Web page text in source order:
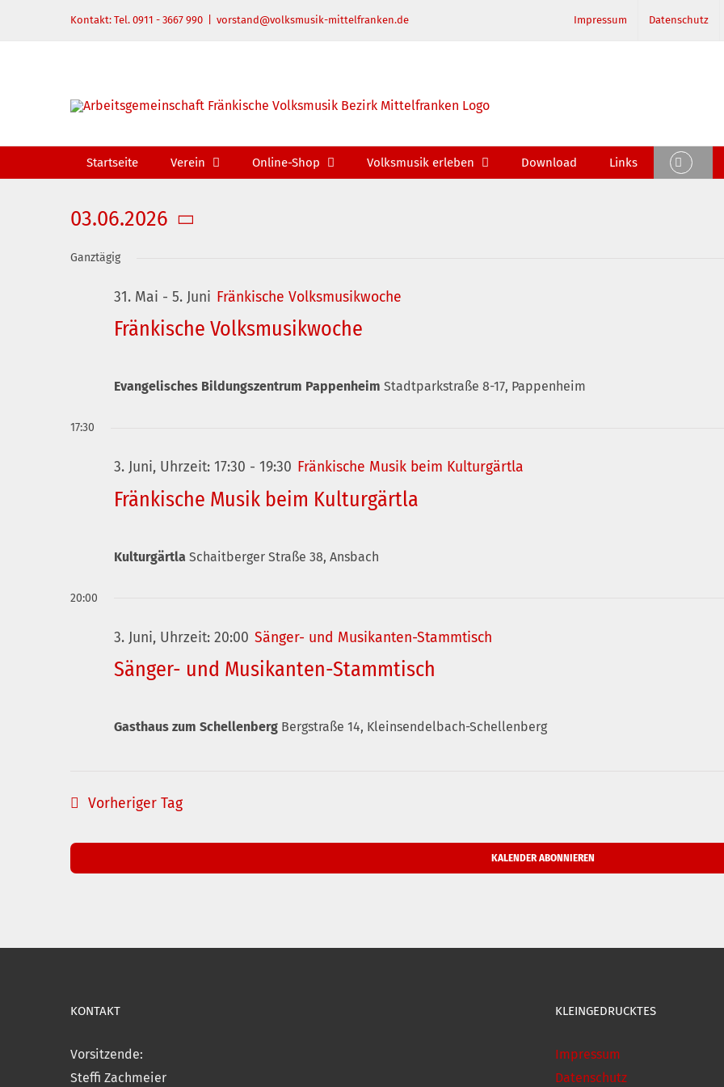
Kontakt: Tel. 0911 - 3667 990 vorstand@volksmusik-mittelfranken.de Impressum Datenschutz
Startseite Verein Online-Shop Volksmusik erleben Download Links
03.06.2026
wählen.
Ganztägig
Fränkische Volksmusikwoche
31. Mai - 5. Juni Fränkische Volksmusikwoche
Evangelisches Bildungszentrum Pappenheim Stadtparkstraße 8-17, Pappenheim
17:30
Fränkische Musik beim Kulturgärtla
3. Juni, Uhrzeit: 17:30 - 19:30 Fränkische Musik beim Kulturgärtla
Kulturgärtla Schaitberger Straße 38, Ansbach
20:00
Sänger- und Musikanten-Stammtisch
3. Juni, Uhrzeit: 20:00 Sänger- und Musikanten-Stammtisch
Gasthaus zum Schellenberg Bergstraße 14, Kleinsendelbach-Schellenberg
Vorheriger Tag
KALENDER ABONNIEREN
KONTAKT
Vorsitzende:
Steffi Zachmeier
KLEINGEDRUCKTES
Impressum
Datenschutz